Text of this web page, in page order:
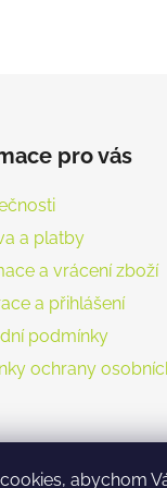
abychom
pro vás
a platby
a vrácení zboží
a přihlášení
podmínky
ochrany